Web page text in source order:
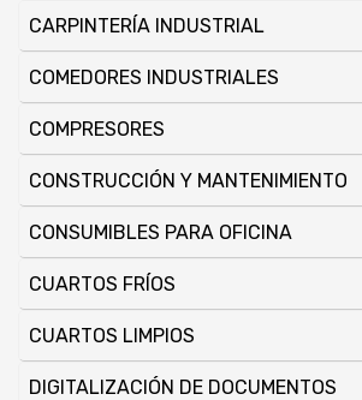
CARPINTERÍ­A INDUSTRIAL
COMEDORES INDUSTRIALES
COMPRESORES
CONSTRUCCIÓN Y MANTENIMIENTO
CONSUMIBLES PARA OFICINA
CUARTOS FRÍOS
CUARTOS LIMPIOS
DIGITALIZACIÓN DE DOCUMENTOS